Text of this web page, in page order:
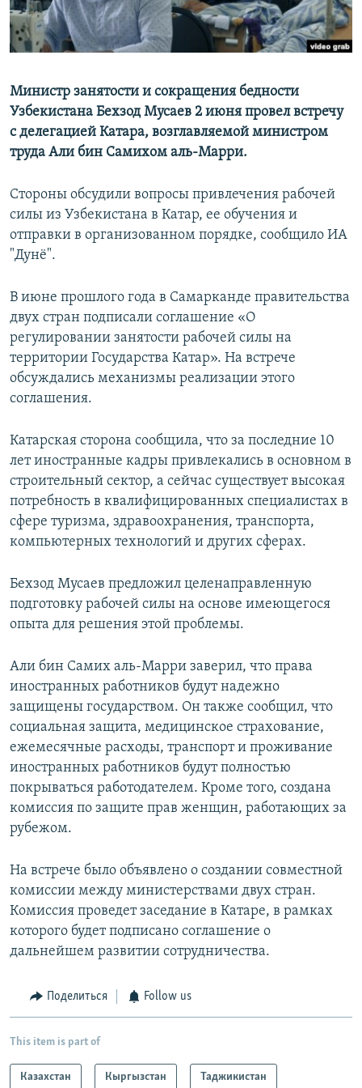
Министр занятости и сокращения бедности
Узбекистана Бехзод Мусаев 2 июня провел встречу
с делегацией Катара, возглавляемой министром
труда Али бин Самихом аль-Марри.
Стороны обсудили вопросы привлечения рабочей
силы из Узбекистана в Катар, ее обучения и
отправки в организованном порядке, сообщило ИА
"Дунё".
В июне прошлого года в Самарканде правительства
двух стран подписали соглашение «О
регулировании занятости рабочей силы на
территории Государства Катар». На встрече
обсуждались механизмы реализации этого
соглашения.
Катарская сторона сообщила, что за последние 10
лет иностранные кадры привлекались в основном в
строительный сектор, а сейчас существует высокая
потребность в квалифицированных специалистах в
сфере туризма, здравоохранения, транспорта,
компьютерных технологий и других сферах.
Бехзод Мусаев предложил целенаправленную
подготовку рабочей силы на основе имеющегося
опыта для решения этой проблемы.
Али бин Самих аль-Марри заверил, что права
иностранных работников будут надежно
защищены государством. Он также сообщил, что
социальная защита, медицинское страхование,
ежемесячные расходы, транспорт и проживание
иностранных работников будут полностью
покрываться работодателем. Кроме того, создана
комиссия по защите прав женщин, работающих за
рубежом.
На встрече было объявлено о создании совместной
комиссии между министерствами двух стран.
Комиссия проведет заседание в Катаре, в рамках
которого будет подписано соглашение о
дальнейшем развитии сотрудничества.
Поделиться Follow us
This item is part of
Казахстан Кыргызстан Таджикистан